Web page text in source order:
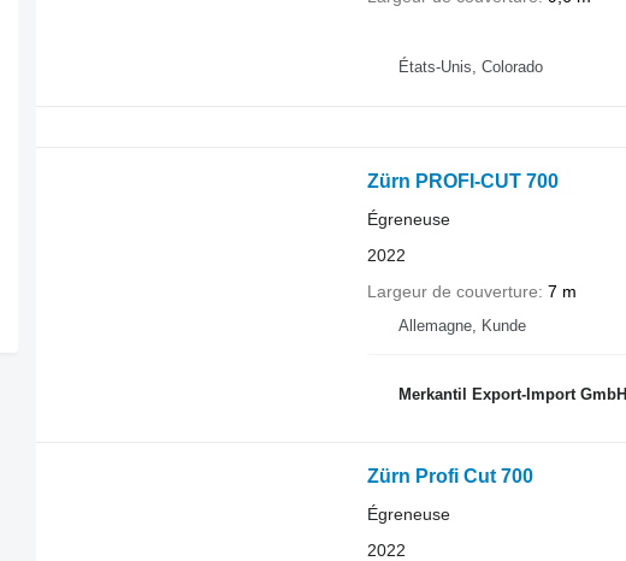
États-Unis, Colorado
Zürn PROFI-CUT 700
Égreneuse
2022
Largeur de couverture 7 m
Allemagne, Kunde
Merkantil Export-Import GmbH
Zürn Profi Cut 700
Égreneuse
2022